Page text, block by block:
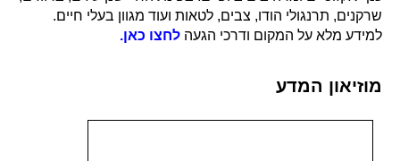
שרקנים, תרנגולי הודו, צבים, לטאות ועוד מגוון בעלי חיים.
למידע מלא על המקום ודרכי הגעה לחצו כאן.
מוזיאון המדע